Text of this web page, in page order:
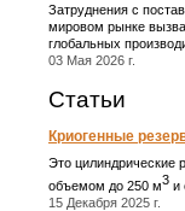
Затруднения с
мировом рынке
глобальных
03 Мая 2026 г.
Статьи
Криогенные
Это цилиндрические
объемом до 250 м3 и
15 Декабря 2025 г.